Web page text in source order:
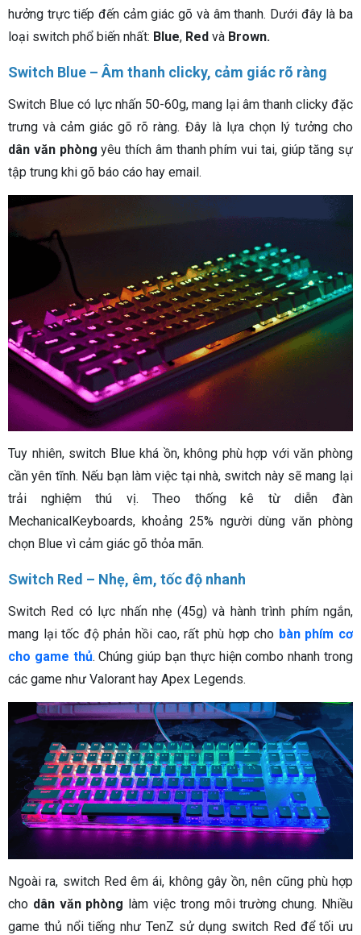
hưởng trực tiếp đến cảm giác gõ và âm thanh. Dưới đây là ba
loại switch phổ biến nhất: Blue, Red và Brown.
Switch Blue – Âm thanh clicky, cảm giác rõ ràng
Switch Blue có lực nhấn 50-60g, mang lại âm thanh clicky đặc
trưng và cảm giác gõ rõ ràng. Đây là lựa chọn lý tưởng cho
dân văn phòng yêu thích âm thanh phím vui tai, giúp tăng sự
tập trung khi gõ báo cáo hay email.
Tuy nhiên, switch Blue khá ồn, không phù hợp với văn phòng
cần yên tĩnh. Nếu bạn làm việc tại nhà, switch này sẽ mang lại
trải nghiệm thú vị. Theo thống kê từ diễn đàn
MechanicalKeyboards, khoảng 25% người dùng văn phòng
chọn Blue vì cảm giác gõ thỏa mãn.
Switch Red – Nhẹ, êm, tốc độ nhanh
Switch Red có lực nhấn nhẹ (45g) và hành trình phím ngắn,
mang lại tốc độ phản hồi cao, rất phù hợp cho bàn phím cơ
cho game thủ. Chúng giúp bạn thực hiện combo nhanh trong
các game như Valorant hay Apex Legends.
Ngoài ra, switch Red êm ái, không gây ồn, nên cũng phù hợp
cho dân văn phòng làm việc trong môi trường chung. Nhiều
game thủ nổi tiếng như TenZ sử dụng switch Red để tối ưu